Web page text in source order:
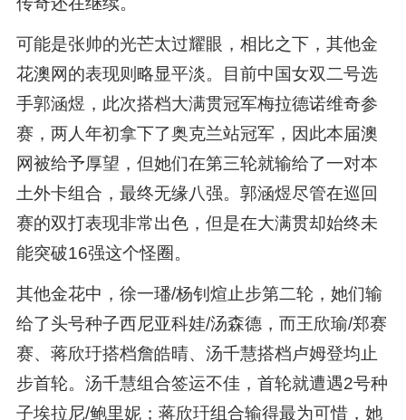
可能是张帅的光芒太过耀眼，相比之下，其他金
花澳网的表现则略显平淡。目前中国女双二号选
手郭涵煜，此次搭档大满贯冠军梅拉德诺维奇参
赛，两人年初拿下了奥克兰站冠军，因此本届澳
网被给予厚望，但她们在第三轮就输给了一对本
土外卡组合，最终无缘八强。郭涵煜尽管在巡回
赛的双打表现非常出色，但是在大满贯却始终未
能突破16强这个怪圈。
其他金花中，徐一璠/杨钊煊止步第二轮，她们输
给了头号种子西尼亚科娃/汤森德，而王欣瑜/郑赛
赛、蒋欣玗搭档詹皓晴、汤千慧搭档卢姆登均止
步首轮。汤千慧组合签运不佳，首轮就遭遇2号种
子埃拉尼/鲍里妮；蒋欣玗组合输得最为可惜，她